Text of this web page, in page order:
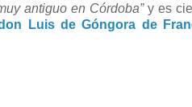
antiguo en Córdoba” y es
Luis de Góngora de